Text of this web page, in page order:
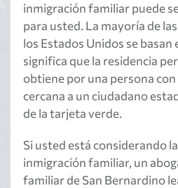
inmigración familiar puede
para usted. La mayoría de
los Estados Unidos se basan
significa que la residencia
obtiene por una persona
cercana a un ciudadano
de la tarjeta verde.
Si usted está considerando
inmigración familiar, un
familiar de San Bernardino